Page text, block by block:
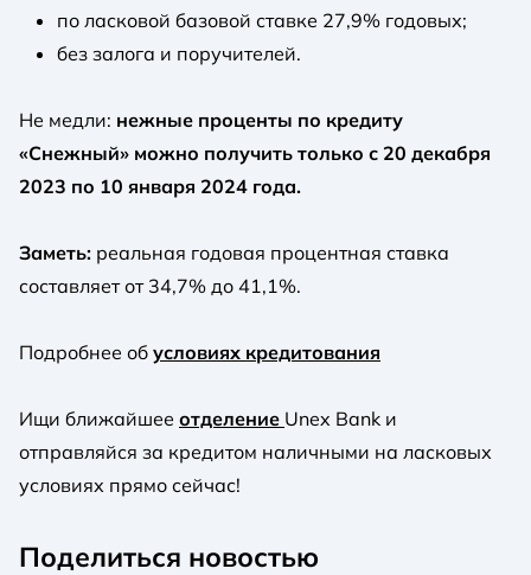
по ласковой базовой ставке 27,9% годовых;
без залога и поручителей.
Не медли: нежные проценты по кредиту
«Снежный» можно получить только с 20 декабря
2023 по 10 января 2024 года.
Заметь: реальная годовая процентная ставка
составляет от 34,7% до 41,1%.
Подробнее об условиях кредитования
Ищи ближайшее отделение Unex Bank и
отправляйся за кредитом наличными на ласковых
условиях прямо сейчас!
Поделиться новостью